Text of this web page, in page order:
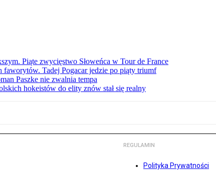
Piąte zwycięstwo Słoweńca w Tour de France
Tadej Pogacar jedzie po piąty triumf
Paszke nie zwalnia tempa
hokeistów do elity znów stał się realny
REGULAMIN
Polityka Prywatności